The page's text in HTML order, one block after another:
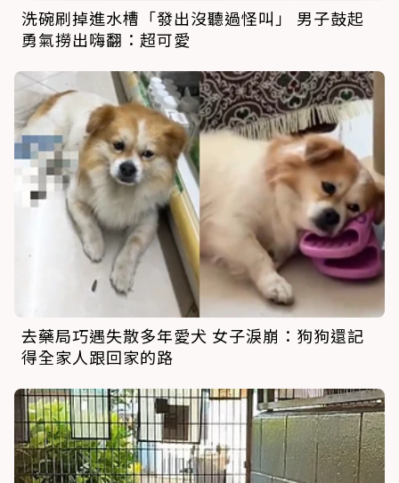
洗碗刷掉進水槽「發出沒聽過怪叫」 男子鼓起
勇氣撈出嗨翻：超可愛
去藥局巧遇失散多年愛犬 女子淚崩：狗狗還記
得全家人跟回家的路